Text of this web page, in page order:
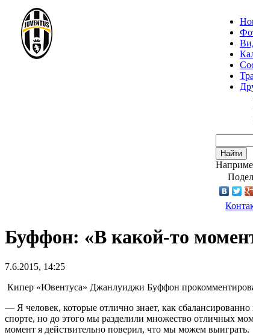
Найти
Буффон: «В какой-то
7.6.2015, 14:25
Кипер «Ювентуса» Джанлуиджи Буффон
— Я человек, которые отлично знает, как
спорте, но до этого мы разделили множество отличных
момент я действительно поверил, что мы можем выиграть.